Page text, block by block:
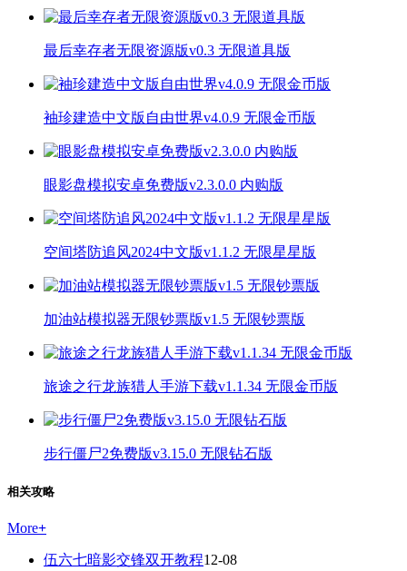
最后幸存者无限资源版v0.3 无限道具版
袖珍建造中文版自由世界v4.0.9 无限金币版
眼影盘模拟安卓免费版v2.3.0.0 内购版
空间塔防追风2024中文版v1.1.2 无限星星版
加油站模拟器无限钞票版v1.5 无限钞票版
旅途之行龙族猎人手游下载v1.1.34 无限金币版
步行僵尸2免费版v3.15.0 无限钻石版
相关攻略
More+
伍六七暗影交锋双开教程12-08